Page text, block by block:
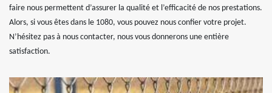
faire nous permettent d’assurer la qualité et l’efficacité de nos prestations.
Alors, si vous êtes dans le 1080, vous pouvez nous confier votre projet.
N’hésitez pas à nous contacter, nous vous donnerons une entière
satisfaction.